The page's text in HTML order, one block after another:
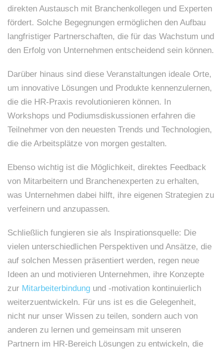
direkten Austausch mit Branchenkollegen und Experten
fördert. Solche Begegnungen ermöglichen den Aufbau
langfristiger Partnerschaften, die für das Wachstum und
den Erfolg von Unternehmen entscheidend sein können.
Darüber hinaus sind diese Veranstaltungen ideale Orte,
um innovative Lösungen und Produkte kennenzulernen,
die die HR-Praxis revolutionieren können. In
Workshops und Podiumsdiskussionen erfahren die
Teilnehmer von den neuesten Trends und Technologien,
die die Arbeitsplätze von morgen gestalten.
Ebenso wichtig ist die Möglichkeit, direktes Feedback
von Mitarbeitern und Branchenexperten zu erhalten,
was Unternehmen dabei hilft, ihre eigenen Strategien zu
verfeinern und anzupassen.
Schließlich fungieren sie als Inspirationsquelle: Die
vielen unterschiedlichen Perspektiven und Ansätze, die
auf solchen Messen präsentiert werden, regen neue
Ideen an und motivieren Unternehmen, ihre Konzepte
zur Mitarbeiterbindung und -motivation kontinuierlich
weiterzuentwickeln. Für uns ist es die Gelegenheit,
nicht nur unser Wissen zu teilen, sondern auch von
anderen zu lernen und gemeinsam mit unseren
Partnern im HR-Bereich Lösungen zu entwickeln, die